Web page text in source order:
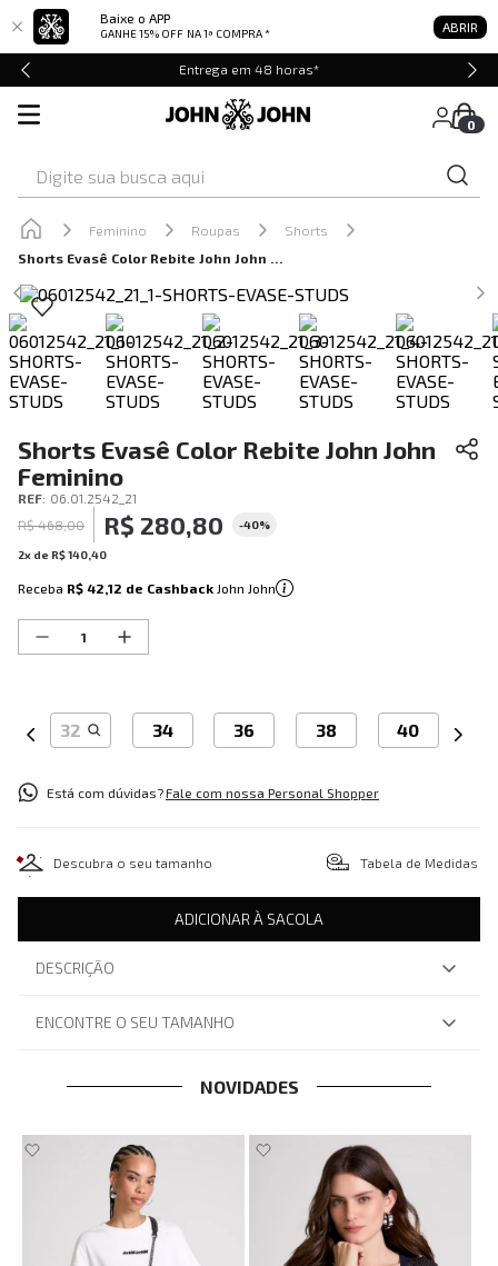
Baixe o APP
GANHE 15% OFF NA 1ª COMPRA * ABRIR
Entrega em 48 horas*
0
Feminino Roupas
Shorts
Shorts Evasê Color Rebite John John Feminino
Shorts Evasê Color Rebite John John
Feminino
REF: 06.01.2542_21
R$ 468,00 R$ 280,80 -40%
2x de R$140 40
Receba R$ 42,12 de Cashback John John
32 34 36 38 40
Está com dúvidas?Fale com nossa Personal Shopper
Descubra o seu tamanho Tabela de Medidas
ADICIONAR À SACOLA
DESCRIÇÃO
ENCONTRE O SEU TAMANHO
NOVIDADES